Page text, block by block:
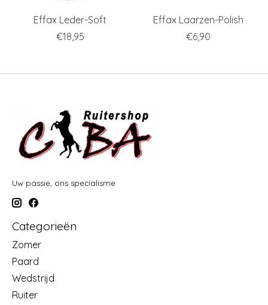
Effax Leder-Soft
€18,95
Effax Laarzen-Polish
€6,90
Uw passie, ons specialisme
Categorieën
Zomer
Paard
Wedstrijd
Ruiter